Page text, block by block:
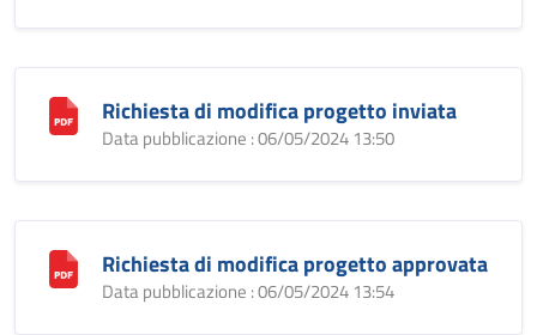
Richiesta di modifica progetto inviata
Data pubblicazione : 06/05/2024 13:50
Richiesta di modifica progetto approvata
Data pubblicazione : 06/05/2024 13:54